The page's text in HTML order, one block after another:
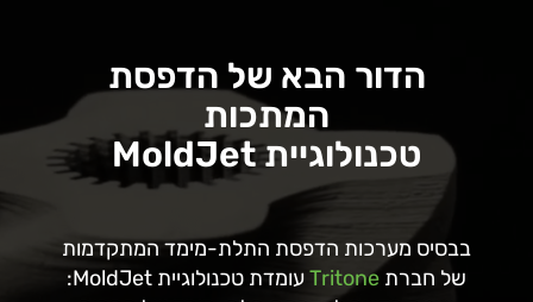
הדור הבא של הדפסת
המתכות
טכנולוגיית MoldJet
בבסיס מערכות הדפסת התלת-מימד המתקדמות
של חברת Tritone
עומדת טכנולוגיית MoldJet: